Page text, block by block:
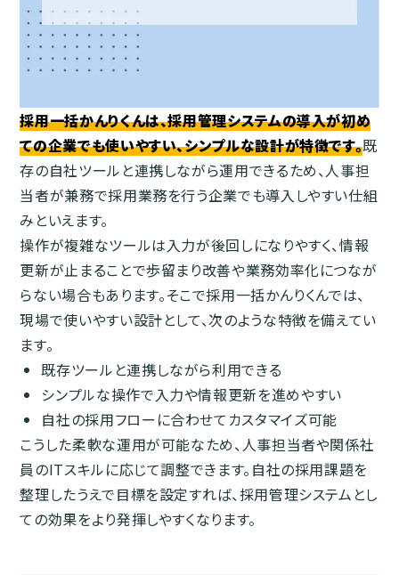
採用一括かんりくんは、採用管理システムの導入が初め
ての企業でも使いやすい、シンプルな設計が特徴です。既
存の自社ツールと連携しながら運用できるため、人事担
当者が兼務で採用業務を行う企業でも導入しやすい仕組
みといえます。
操作が複雑なツールは入力が後回しになりやすく、情報
更新が止まることで歩留まり改善や業務効率化につなが
らない場合もあります。そこで採用一括かんりくんでは、
現場で使いやすい設計として、次のような特徴を備えてい
ます。
既存ツールと連携しながら利用できる
シンプルな操作で入力や情報更新を進めやすい
自社の採用フローに合わせてカスタマイズ可能
こうした柔軟な運用が可能なため、人事担当者や関係社
員のITスキルに応じて調整できます。自社の採用課題を
整理したうえで目標を設定すれば、採用管理システムとし
ての効果をより発揮しやすくなります。